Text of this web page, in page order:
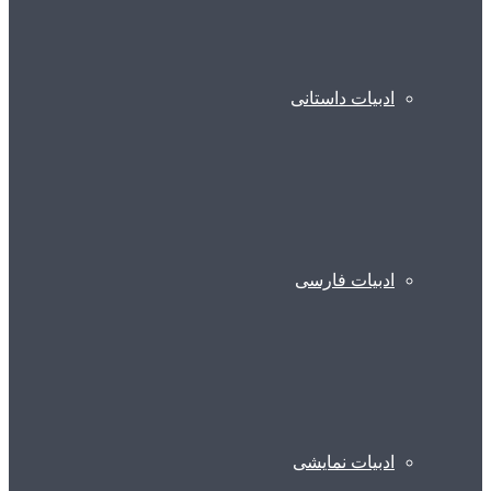
ادبیات داستانی
ادبیات فارسی
ادبیات نمایشی